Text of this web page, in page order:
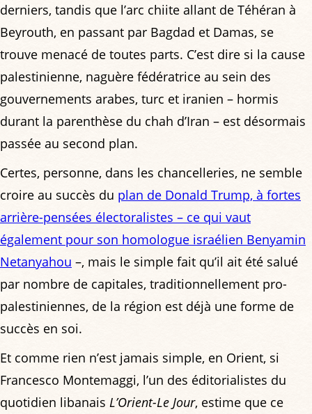
derniers, tandis que l’arc chiite allant de Téhéran à
Beyrouth, en passant par Bagdad et Damas, se
trouve menacé de toutes parts. C’est dire si la cause
palestinienne, naguère fédératrice au sein des
gouvernements arabes, turc et iranien – hormis
durant la parenthèse du chah d’Iran – est désormais
passée au second plan.
Certes, personne, dans les chancelleries, ne semble
croire au succès du plan de Donald Trump, à fortes
arrière-pensées électoralistes – ce qui vaut
également pour son homologue israélien Benyamin
Netanyahou –, mais le simple fait qu’il ait été salué
par nombre de capitales, traditionnellement pro-
palestiniennes, de la région est déjà une forme de
succès en soi.
Et comme rien n’est jamais simple, en Orient, si
Francesco Montemaggi, l’un des éditorialistes du
quotidien libanais L’Orient-Le Jour, estime que ce